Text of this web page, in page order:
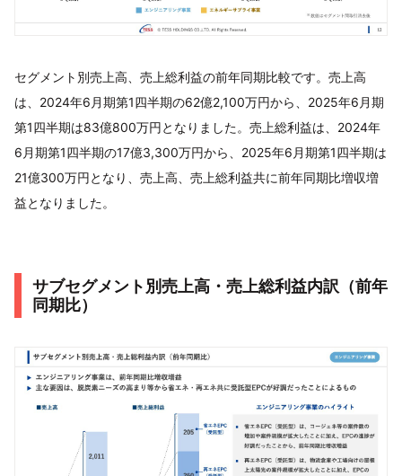
セグメント別売上高、売上総利益の前年同期比較です。売上高
は、2024年6月期第1四半期の62億2,100万円から、2025年6月期
第1四半期は83億800万円となりました。売上総利益は、2024年
6月期第1四半期の17億3,300万円から、2025年6月期第1四半期は
21億300万円となり、売上高、売上総利益共に前年同期比増収増
益となりました。
サブセグメント別売上高・売上総利益内訳（前年
同期比）